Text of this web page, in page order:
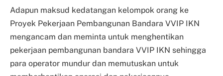
Adapun maksud kedatangan kelompok orang ke
Proyek Pekerjaan Pembangunan Bandara VVIP IKN
mengancam dan meminta untuk menghentikan
pekerjaan pembangunan bandara VVIP IKN sehingga
para operator mundur dan memutuskan untuk